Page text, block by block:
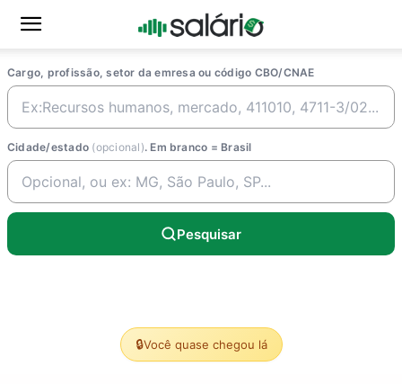
Cargo, profissão, setor da emresa ou código CBO/CNAE
Cidade/estado (opcional). Em branco = Brasil
Pesquisar
🔒Você quase chegou lá